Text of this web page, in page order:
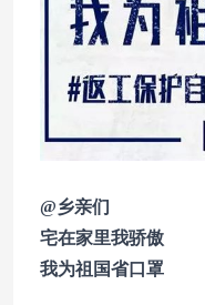
@乡亲们
宅在家里我骄傲
我为祖国省口罩